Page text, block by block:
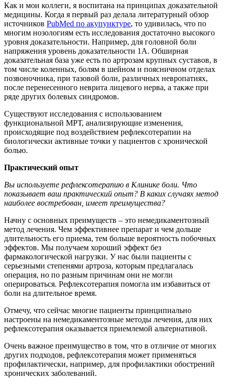
Как и мои коллеги, я воспитана на принципах доказательной
медицины. Когда я первый раз делала литературный обзор
источников PubMed по акупунктуре, то удивилась, что по
многим нозологиям есть исследования достаточно высокого
уровня доказательности. Например, для головной боли
напряжения уровень доказательности 1А. Обширная
доказательная база уже есть по артрозам крупных суставов, в
том числе коленных, болям в шейном и поясничном отделах
позвоночника, при тазовой боли, различных невропатиях,
после перенесенного неврита лицевого нерва, а также при
ряде других болевых синдромов.
Существуют исследования с использованием
функциональной МРТ, анализирующие изменения,
происходящие под воздействием рефлексотерапии на
биологически активные точки у пациентов с хронической
болью.
Практический опыт
Вы используете рефлексотерапию в Клинике боли. Что
показывает ваш практический опыт? В каких случаях метод
наиболее востребован, имеет преимущества?
Начну с основных преимуществ – это немедикаментозный
метод лечения. Чем эффективнее препарат и чем дольше
длительность его приема, тем больше вероятность побочных
эффектов. Мы получаем хороший эффект без
фармакологической нагрузки. У нас были пациенты с
серьезными степенями артроза, которым предлагалась
операция, но по разным причинам они не могли
оперироваться. Рефлексотерапия помогла им избавиться от
боли на длительное время.
Отмечу, что сейчас многие пациенты принципиально
настроены на немедикаментозные методы лечения, для них
рефлексотерапия оказывается приемлемой альтернативой.
Очень важное преимущество в том, что в отличие от многих
других подходов, рефлексотерапия может применяться
профилактически, например, для профилактики обострений
хронических заболеваний.